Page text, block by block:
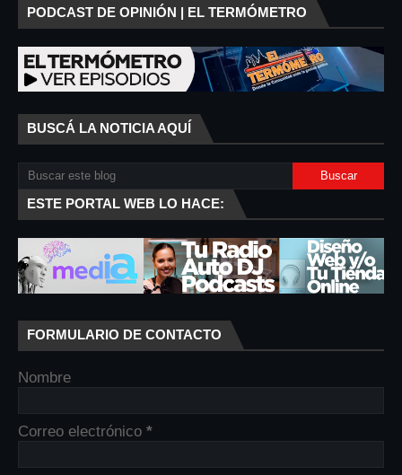
PODCAST DE OPINIÓN | EL TERMÓMETRO
BUSCÁ LA NOTICIA AQUÍ
ESTE PORTAL WEB LO HACE:
FORMULARIO DE CONTACTO
Nombre
Correo electrónico *